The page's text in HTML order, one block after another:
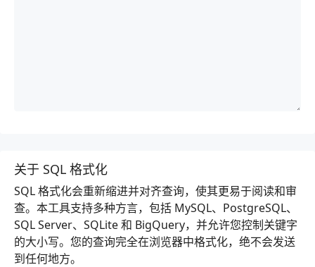
关于 SQL 格式化
SQL 格式化会重新缩进并对齐查询，使其更易于阅读和审
查。本工具支持多种方言，包括 MySQL、PostgreSQL、
SQL Server、SQLite 和 BigQuery，并允许您控制关键字
的大小写。您的查询完全在浏览器中格式化，绝不会发送
到任何地方。